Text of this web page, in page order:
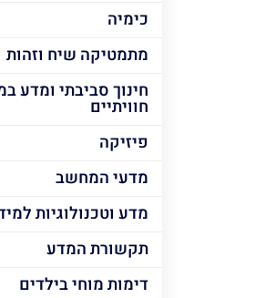
כימיה
מתמטיקה שיח וזהות
חינוך סביבתי ומדע
חוויתיים
פיזיקה
מדעי המחשב
מדע וטכנולוגיות
תקשורת המדע
דימות מוחי בילדים